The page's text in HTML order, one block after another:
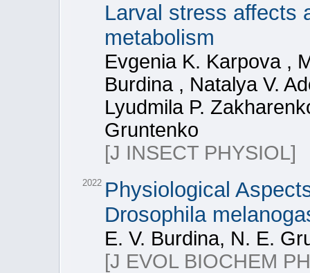
Larval stress affects
metabolism
Evgenia K. Karpova ,
Burdina , Natalya V.
Lyudmila P.
Gruntenko
[J INSECT PHYSIOL]
2022 Physiological
Drosophila
E. V. Burdina, N. E.
[J EVOL BIOCHEM